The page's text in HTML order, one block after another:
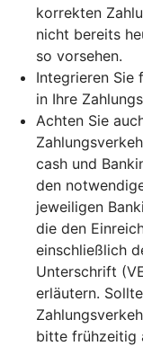
korrekten
nicht bereits
so vorsehen.
Integrieren Sie
in Ihre
Achten Sie
cash und
den
jeweiligen
die den
einschließlich
Unterschrift
erläutern.
bitte frühzeitig